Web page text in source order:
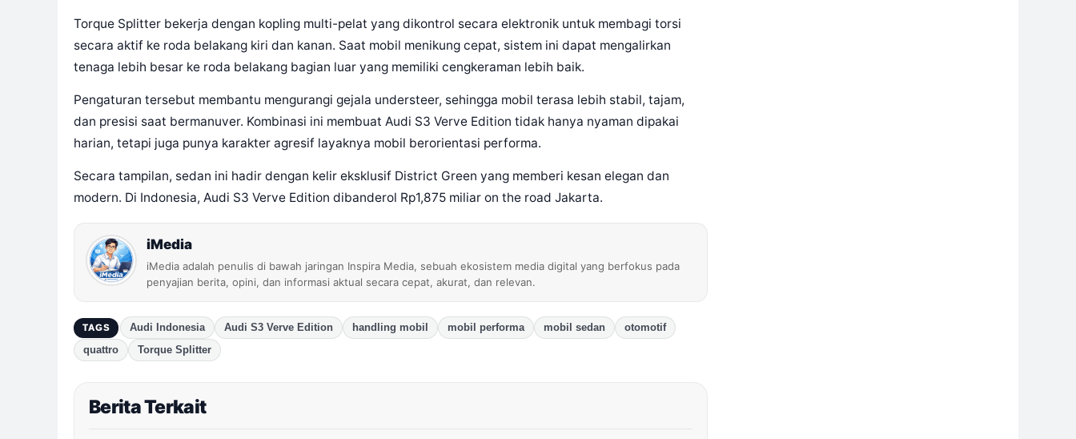
Torque Splitter bekerja dengan kopling multi-pelat yang dikontrol secara elektronik untuk membagi torsi
secara aktif ke roda belakang kiri dan kanan. Saat mobil menikung cepat, sistem ini dapat mengalirkan
tenaga lebih besar ke roda belakang bagian luar yang memiliki cengkeraman lebih baik.
Pengaturan tersebut membantu mengurangi gejala understeer, sehingga mobil terasa lebih stabil, tajam,
dan presisi saat bermanuver. Kombinasi ini membuat Audi S3 Verve Edition tidak hanya nyaman dipakai
harian, tetapi juga punya karakter agresif layaknya mobil berorientasi performa.
Secara tampilan, sedan ini hadir dengan kelir eksklusif District Green yang memberi kesan elegan dan
modern. Di Indonesia, Audi S3 Verve Edition dibanderol Rp1,875 miliar on the road Jakarta.
iMedia
iMedia adalah penulis di bawah jaringan Inspira Media, sebuah ekosistem media digital yang berfokus pada
penyajian berita, opini, dan informasi aktual secara cepat, akurat, dan relevan.
TAGS Audi Indonesia Audi S3 Verve Edition handling mobil mobil performa mobil sedan
otomotif
quattro
Torque Splitter
Berita Terkait